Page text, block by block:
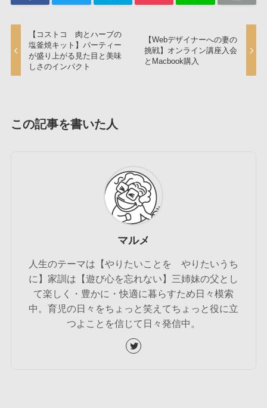
【コストコ 肉とハーブの
塩釜焼キット】パーティー
が盛り上がる見た目と美味
しさのインパクト
【Webデザイナーへの妻の
挑戦】オンライン講座入会
とMacbook購入
この記事を書いた人
マルメ
人生のテーマは【やりたいことを やりたいうち
に】家訓は【遊び心を忘れない】三姉妹の父とし
て楽しく・豊かに・快適に暮らすため日々模索
中。育児の日々をちょっと笑えてちょっと役に立
つよことを信じて日々発信中。